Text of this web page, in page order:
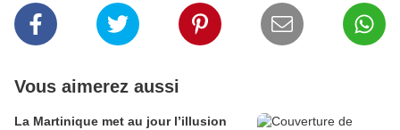
Vous aimerez aussi
La Martinique met au jour l’illusion